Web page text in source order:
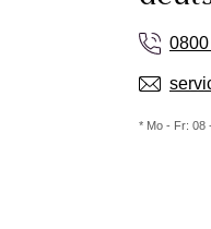
* Mo - Fr: 08